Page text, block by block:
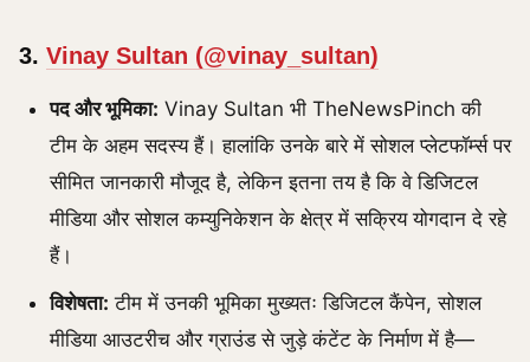
3. Vinay Sultan (@vinay_sultan)
पद और भूमिका: Vinay Sultan भी TheNewsPinch की
टीम के अहम सदस्य हैं। हालांकि उनके बारे में सोशल प्लेटफॉर्म्स पर
सीमित जानकारी मौजूद है, लेकिन इतना तय है कि वे डिजिटल
मीडिया और सोशल कम्युनिकेशन के क्षेत्र में सक्रिय योगदान दे रहे
हैं।
विशेषता: टीम में उनकी भूमिका मुख्यतः डिजिटल कैंपेन, सोशल
मीडिया आउटरीच और ग्राउंड से जुड़े कंटेंट के निर्माण में है—